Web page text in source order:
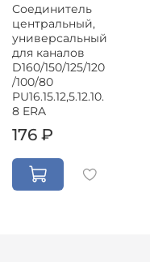
Соединитель
центральный,
универсальный
для каналов
D160/150/125/120
/100/80
PU16.15.12,5.12.10.
8 ERA
176 ₽